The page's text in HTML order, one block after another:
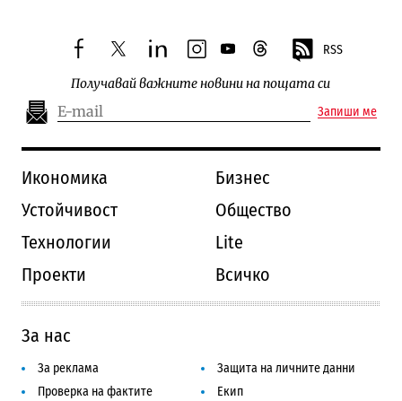
facebooktwitterlinkedininstagram
youtubethreads RSS
Получавай важните новини на пощата си
Запиши ме
Икономика
Бизнес
Устойчивост
Общество
Технологии
Lite
Проекти
Всичко
За нас
За реклама
Защита на личните данни
Проверка на фактите
Екип